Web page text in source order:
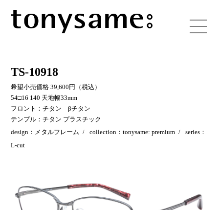
TS-10918
希望小売価格 39,600円（税込）
54□16 140 天地幅33mm
フロント：チタン βチタン
テンプル：チタン プラスチック
design：メタルフレーム
collection：tonysame: premium
series：
L-cut